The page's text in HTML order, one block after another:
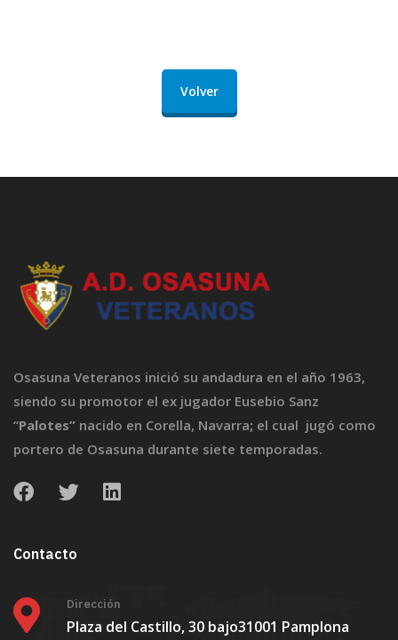
Volver
Osasuna Veteranos inició su andadura en el año 1963,
siendo su promotor el ex jugador Eusebio Sanz
“Palotes” nacido en Corella, Navarra; el cual jugó como
portero de Osasuna durante siete temporadas.
Contacto
Dirección
Plaza del Castillo, 30 bajo31001 Pamplona